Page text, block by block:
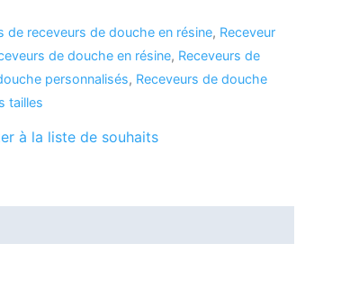
de receveurs de douche en résine, Receveur
de douche en résine, Receveurs de
personnalisés, Receveurs de douche
tailles
à la liste de souhaits